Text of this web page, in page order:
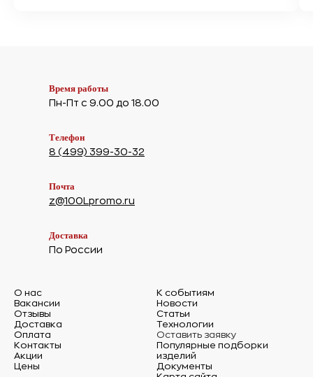
Время работы
Пн-Пт с 9.00 до 18.00
Телефон
8 (499) 399-30-32
Почта
z@100Lpromo.ru
Доставка
По России
О нас
Вакансии
Отзывы
Доставка
Оплата
Контакты
Акции
Цены
К событиям
Новости
Статьи
Технологии
Оставить заявку
Популярные подборки
изделий
Документы